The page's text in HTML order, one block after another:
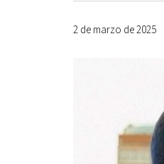
2 de marzo de 2025